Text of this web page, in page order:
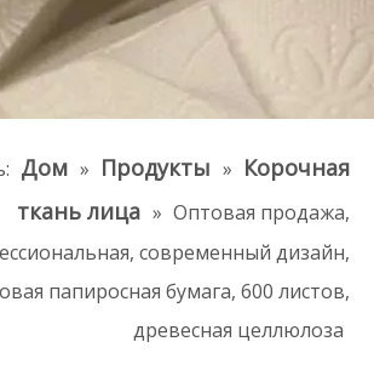
Дом » Продукты » Корочная
ткань лица » Оптовая продажа,
современный дизайн,
папиросная бумага, 600 листов,
древесная целлюлоза